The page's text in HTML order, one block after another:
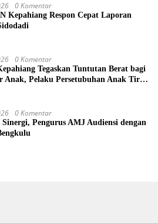
0 Komentar
Kepahiang Respon Cepat Laporan
0 Komentar
Tegaskan Tuntutan Berat bagi
Anak, Pelaku Persetubuhan Anak Tiri
0 Komentar
Pengurus AMJ Audiensi dengan